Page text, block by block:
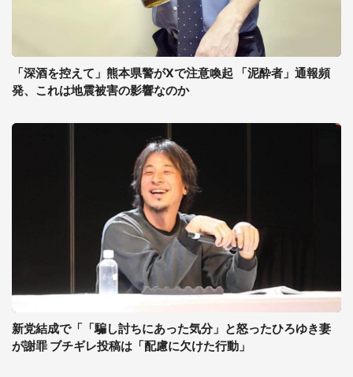
「深酒を控えて」熊本県警がXで注意喚起 「泥酔者」通報頻
発、これは地震被害の影響なのか
新党結成で「「騙し討ちにあった気分」と怒ったひろゆき妻
が謝罪 ブチギレ投稿は「配慮に欠けた行動」